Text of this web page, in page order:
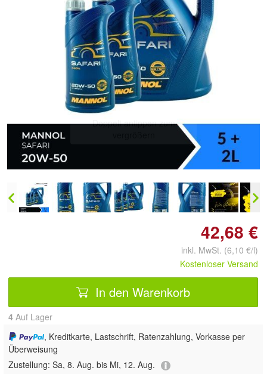
Doppelt antippen zum
42,68 €
inkl. MwSt. (6,10 €/l)
Kostenloser Versand
In den Warenkorb
4 Auf Lager
, Kreditkarte, Lastschrift, Ratenzahlung, Vorkasse per
Überweisung
Zustellung: Sa, 8. Aug. bis Mi, 12. Aug.